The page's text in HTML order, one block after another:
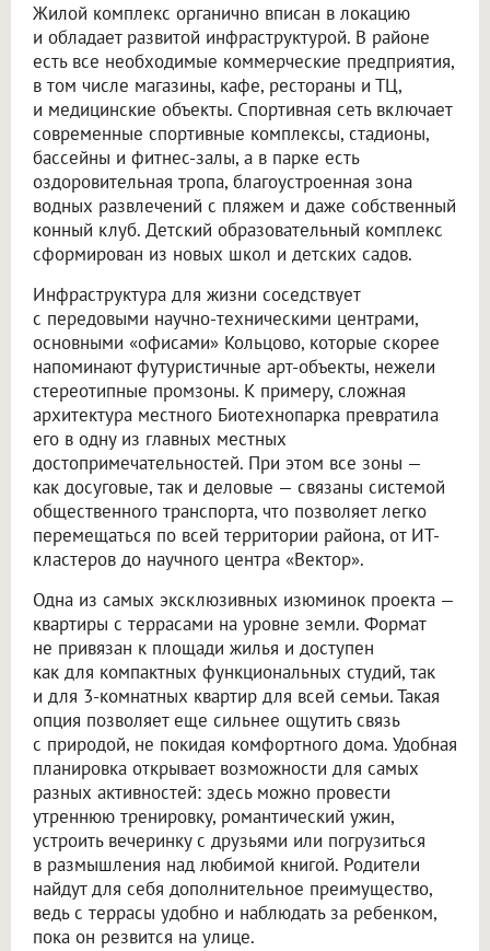
Жилой комплекс органично вписан в локацию
и обладает развитой инфраструктурой. В районе
есть все необходимые коммерческие предприятия,
в том числе магазины, кафе, рестораны и ТЦ,
и медицинские объекты. Спортивная сеть включает
современные спортивные комплексы, стадионы,
бассейны и фитнес-залы, а в парке есть
оздоровительная тропа, благоустроенная зона
водных развлечений с пляжем и даже собственный
конный клуб. Детский образовательный комплекс
сформирован из новых школ и детских садов.
Инфраструктура для жизни соседствует
с передовыми научно-техническими центрами,
основными «офисами» Кольцово, которые скорее
напоминают футуристичные арт-объекты, нежели
стереотипные промзоны. К примеру, сложная
архитектура местного Биотехнопарка превратила
его в одну из главных местных
достопримечательностей. При этом все зоны —
как досуговые, так и деловые — связаны системой
общественного транспорта, что позволяет легко
перемещаться по всей территории района, от ИТ-
кластеров до научного центра «Вектор».
Одна из самых эксклюзивных изюминок проекта —
квартиры с террасами на уровне земли. Формат
не привязан к площади жилья и доступен
как для компактных функциональных студий, так
и для 3-комнатных квартир для всей семьи. Такая
опция позволяет еще сильнее ощутить связь
с природой, не покидая комфортного дома. Удобная
планировка открывает возможности для самых
разных активностей: здесь можно провести
утреннюю тренировку, романтический ужин,
устроить вечеринку с друзьями или погрузиться
в размышления над любимой книгой. Родители
найдут для себя дополнительное преимущество,
ведь с террасы удобно и наблюдать за ребенком,
пока он резвится на улице.